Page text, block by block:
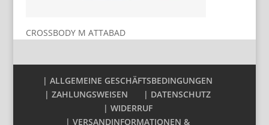
CROSSBODY M ATTABAD
| ALLGEMEINE GESCHÄFTSBEDINGUNGEN
| ZAHLUNGSWEISEN
| DATENSCHUTZ
| WIDERRUF
| VERSANDINFORMATIONEN &